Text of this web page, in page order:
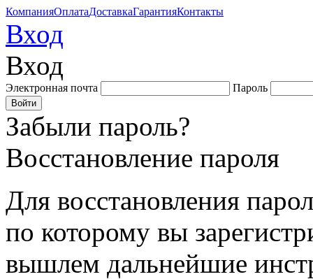
КомпанияОплатаДоставкаГарантияКонтакты
Вход
Вход
Электронная почта Пароль
Забыли пароль?
Восстановление пароля
Для восстановления
по которому вы
вышлем дальнейшие